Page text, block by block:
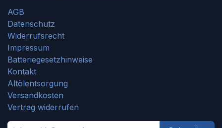
AGB
Datenschutz
Widerrufsrecht
Impressum
Batteriegesetzhinweise
Kontakt
Altölentsorgung
Versandkosten
Vertrag widerrufen